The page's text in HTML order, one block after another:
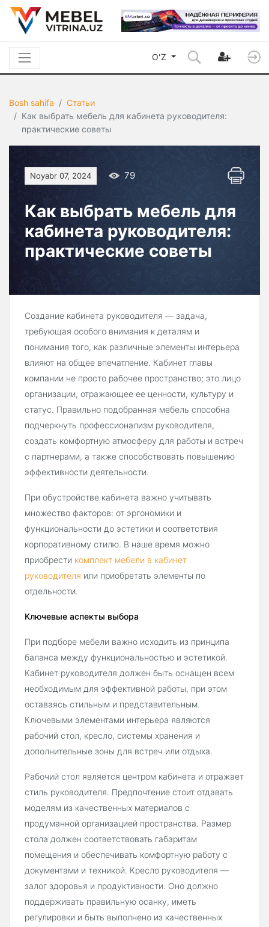
OʻZ
Bosh sahifa
Статьи
Как выбрать мебель для кабинета руководителя:
практические советы
Noyabr 07, 2024 79
Как выбрать мебель для
кабинета руководителя:
практические советы
Создание кабинета руководителя — задача,
требующая особого внимания к деталям и
понимания того, как различные элементы интерьера
влияют на общее впечатление. Кабинет главы
компании не просто рабочее пространство; это лицо
организации, отражающее ее ценности, культуру и
статус. Правильно подобранная мебель способна
подчеркнуть профессионализм руководителя,
создать комфортную атмосферу для работы и встреч
с партнерами, а также способствовать повышению
эффективности деятельности.
При обустройстве кабинета важно учитывать
множество факторов: от эргономики и
функциональности до эстетики и соответствия
корпоративному стилю. В наше время можно
приобрести комплект мебели в кабинет
руководителя или приобретать элементы по
отдельности.
Ключевые аспекты выбора
При подборе мебели важно исходить из принципа
баланса между функциональностью и эстетикой.
Кабинет руководителя должен быть оснащен всем
необходимым для эффективной работы, при этом
оставаясь стильным и представительным.
Ключевыми элементами интерьера являются
рабочий стол, кресло, системы хранения и
дополнительные зоны для встреч или отдыха.
Рабочий стол является центром кабинета и отражает
стиль руководителя. Предпочтение стоит отдавать
моделям из качественных материалов с
продуманной организацией пространства. Размер
стола должен соответствовать габаритам
помещения и обеспечивать комфортную работу с
документами и техникой. Кресло руководителя —
залог здоровья и продуктивности. Оно должно
поддерживать правильную осанку, иметь
регулировки и быть выполнено из качественных